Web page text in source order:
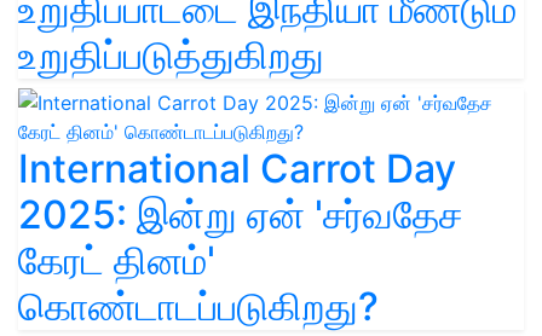
உறுதிப்படுத்துகிறது
International Carrot Day
2025: இன்று ஏன் 'சர்வதேச
கேரட் தினம்'
கொண்டாடப்படுகிறது?